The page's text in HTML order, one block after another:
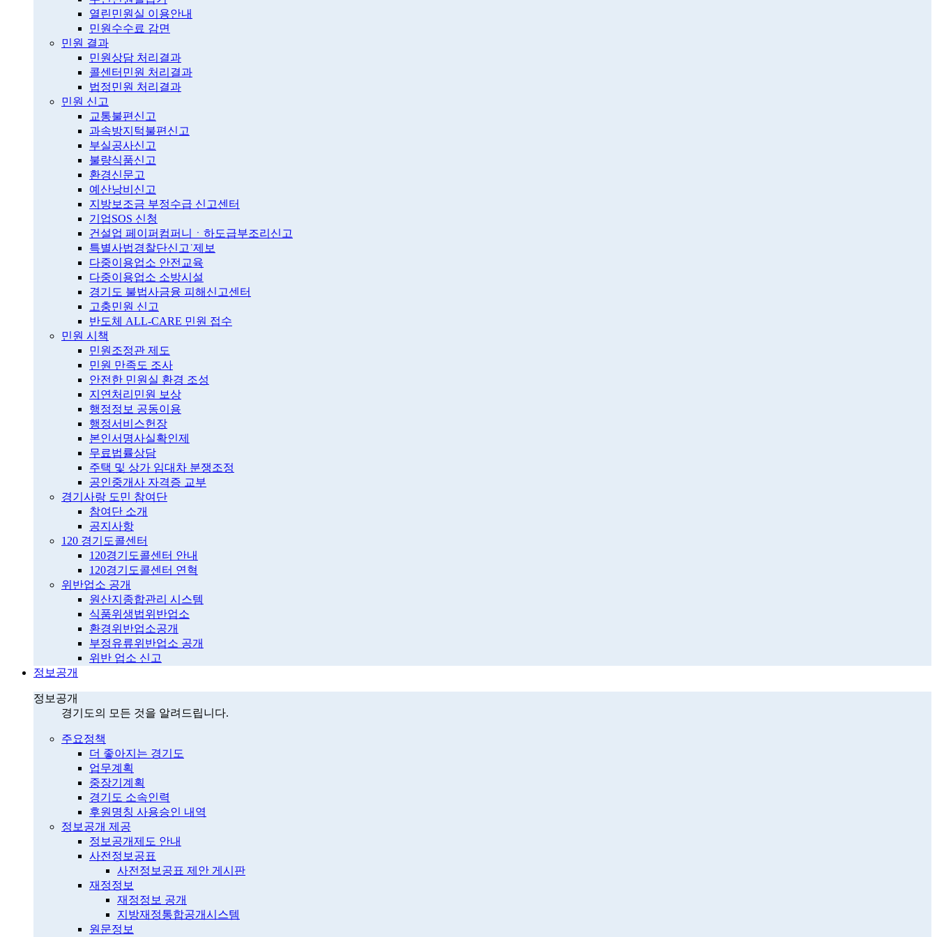
열린민원실 이용안내
민원수수료 감면
민원 결과
민원상담 처리결과
콜센터민원 처리결과
법정민원 처리결과
민원 신고
교통불편신고
과속방지턱불편신고
부실공사신고
불량식품신고
환경신문고
예산낭비신고
지방보조금 부정수급 신고센터
기업SOS 신청
건설업 페이퍼컴퍼니ㆍ하도급부조리신고
특별사법경찰단신고˙제보
다중이용업소 안전교육
다중이용업소 소방시설
경기도 불법사금융 피해신고센터
고충민원 신고
반도체 ALL-CARE 민원 접수
민원 시책
민원조정관 제도
민원 만족도 조사
안전한 민원실 환경 조성
지연처리민원 보상
행정정보 공동이용
행정서비스헌장
본인서명사실확인제
무료법률상담
주택 및 상가 임대차 분쟁조정
공인중개사 자격증 교부
경기사랑 도민 참여단
참여단 소개
공지사항
120 경기도콜센터
120경기도콜센터 안내
120경기도콜센터 연혁
위반업소 공개
원산지종합관리 시스템
식품위생법위반업소
환경위반업소공개
부정유류위반업소 공개
위반 업소 신고
정보공개
정보공개
경기도의 모든 것을 알려드립니다.
주요정책
더 좋아지는 경기도
업무계획
중장기계획
경기도 소속인력
후원명칭 사용승인 내역
정보공개 제공
정보공개제도 안내
사전정보공표
사전정보공표 제안 게시판
재정정보
재정정보 공개
지방재정통합공개시스템
원문정보